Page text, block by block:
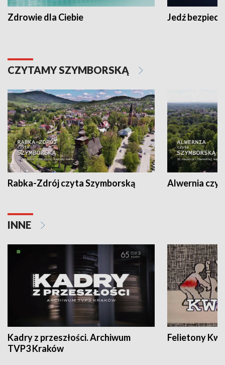
Zdrowie dla Ciebie Jedź
CZYTAMY SZYMBORSKĄ
Rabka-Zdrój czyta Szymborską Alwernia
INNE
Kadry z przeszłości. Archiwum
TVP3 Kraków
Felietony